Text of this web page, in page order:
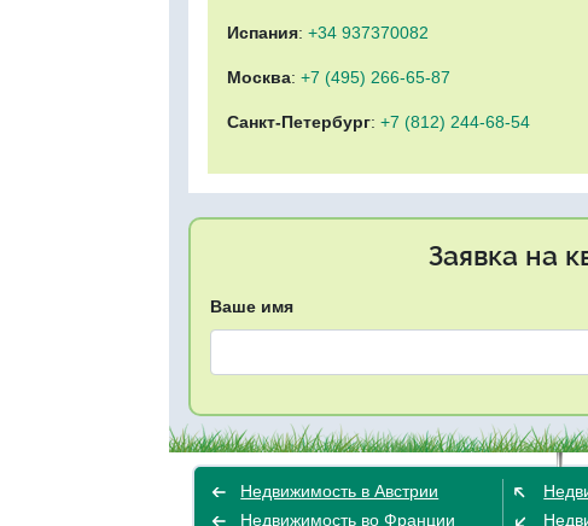
Испания: +34 937370082
Москва: +7 (495) 266-65-87
Санкт-Петербург: +7 (812) 244-68-54
Заявка на
Ваше имя
Недвижимость в Австрии
Недвижимость во Франции